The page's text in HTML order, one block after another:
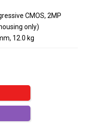
CMOS, 2MP
only)
12.0 kg